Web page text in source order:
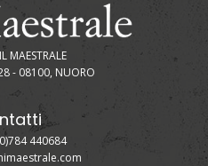
MAESTRALE
- 08100, NUORO
440684